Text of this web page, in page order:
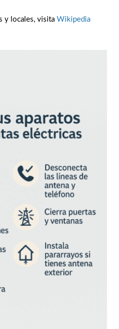
y locales, visita Wikipedia